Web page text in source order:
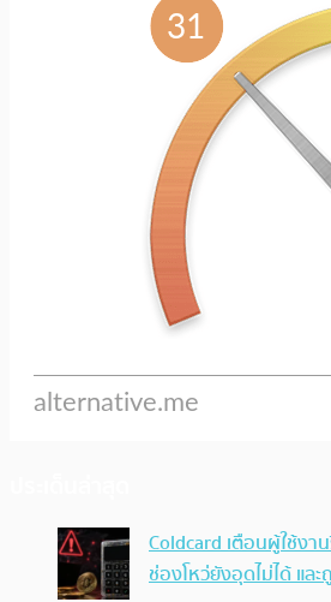
Coldcard เตือนผู้ใช้ง
ช่องโหว่ยังอุดไม่ได้ และ